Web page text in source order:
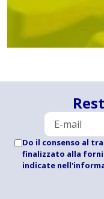
Do il consenso al
finalizzato alla
indicate